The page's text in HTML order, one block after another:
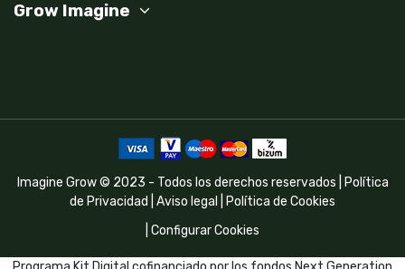
Grow Imagine
Imagine Grow © 2023 - Todos los derechos reservados |
Política
de Privacidad
Aviso legal
Política de Cookies
Configurar Cookies